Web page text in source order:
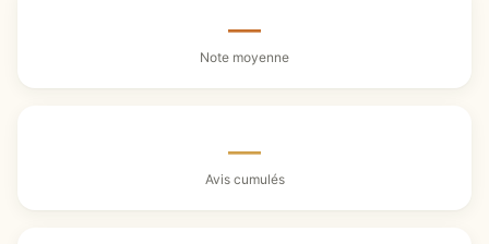
—
Note moyenne
—
Avis cumulés